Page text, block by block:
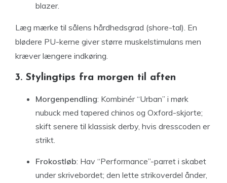
blazer.
Læg mærke til sålens hårdhedsgrad (shore-tal). En
blødere PU-kerne giver større muskelstimulans men
kræver længere indkøring.
3. Stylingtips fra morgen til aften
Morgenpendling: Kombinér “Urban” i mørk
nubuck med tapered chinos og Oxford-skjorte;
skift senere til klassisk derby, hvis dresscoden er
strikt.
Frokostløb: Hav “Performance”-parret i skabet
under skrivebordet; den lette strikoverdel ånder,